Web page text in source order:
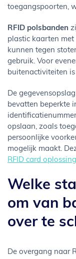
toegangspoorten,
RFID polsbanden
plastic kaarten met
kunnen tegen
gebruik. Voor
buitenactiviteiten
De
bevatten beperkte
opslaan, zoals
persoonlijke
mogelijk maakt.
RFID card
Welke
om van
over te
De overgang naar